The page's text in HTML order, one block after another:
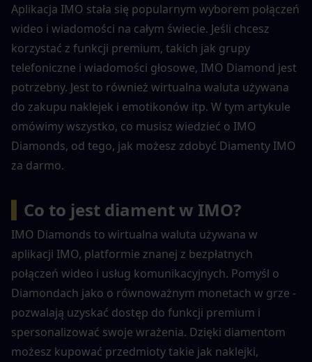
Aplikacja IMO stała się popularnym wyborem połączeń
wideo i wiadomości na całym świecie. Jeśli chcesz
korzystać z funkcji premium, takich jak grupy
telefoniczne i wiadomości głosowe, IMO Diamond jest
potrzebny. Jest to również wirtualna waluta używana
do zakupu naklejek i emotikonów itp. W tym artykule
omówimy wszystko, co musisz wiedzieć o IMO
Diamonds, od tego, jak możesz zdobyć Diamenty IMO
za darmo.
Co to jest diament w IMO?
IMO Diamonds to wirtualna waluta używana w
aplikacji IMO, platformie znanej z bezpłatnych
połączeń wideo i usług komunikacyjnych. Pomyśl o
Diamondach jako o równoważnym monetach w grze -
pozwalają uzyskać dostęp do funkcji premium i
spersonalizować swoje wrażenia. Dzięki diamentom
możesz kupować przedmioty takie jak naklejki,